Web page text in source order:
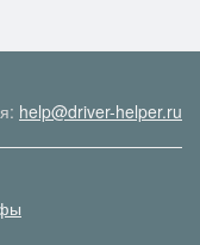
help@driver-helper.ru